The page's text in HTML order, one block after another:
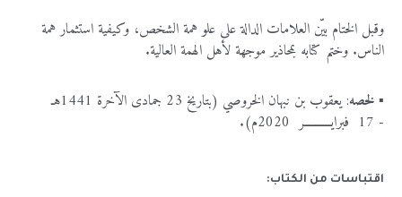
وقبل الختام بيّنالعلامات الدالةعلى علوهمة الشخص، وكيفية استثمارهمة
الناس. وختم كتابه بمحاذيرموجهة لأهل الهمة العالية.
▪️لخصه:يعقوب بن نبهانالخروصي (بتاريخ 23 جمادى الآخرة
هـ
-
17 فبرايــــــــــر 2020م).
اقتباسات من الكتاب: